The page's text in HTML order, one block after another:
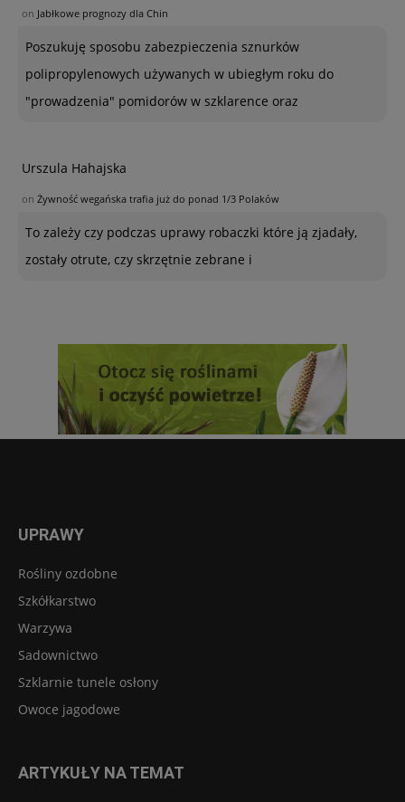
on Jabłkowe prognozy dla Chin
Poszukuję sposobu zabezpieczenia sznurków
polipropylenowych używanych w ubiegłym roku do
"prowadzenia" pomidorów w szklarence oraz
Urszula Hahajska
on Żywność wegańska trafia już do ponad 1/3 Polaków
To zależy czy podczas uprawy robaczki które ją zjadały,
zostały otrute, czy skrzętnie zebrane i
UPRAWY
Rośliny ozdobne
Szkółkarstwo
Warzywa
Sadownictwo
Szklarnie tunele osłony
Owoce jagodowe
ARTYKUŁY NA TEMAT